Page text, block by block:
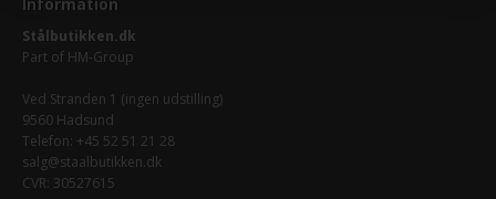
Stålbutikken.dk
Part of HM-Group
Ved Stranden 1 (ingen udstilling)
9560 Hadsund
Telefon: +45 52 51 21 28
salg@staalbutikken.dk
CVR: 30527615